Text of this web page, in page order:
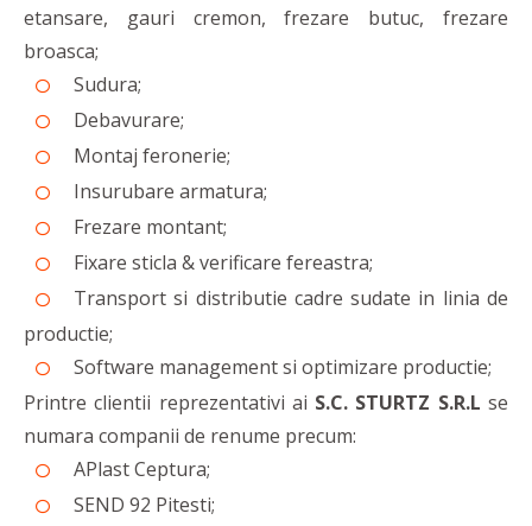
etansare, gauri cremon, frezare butuc, frezare
broasca;
Sudura;
Debavurare;
Montaj feronerie;
Insurubare armatura;
Frezare montant;
Fixare sticla & verificare fereastra;
Transport si distributie cadre sudate in linia de
productie;
Software management si optimizare productie;
Printre clientii reprezentativi ai S.C. STURTZ S.R.L se
numara companii de renume precum:
APlast Ceptura;
SEND 92 Pitesti;